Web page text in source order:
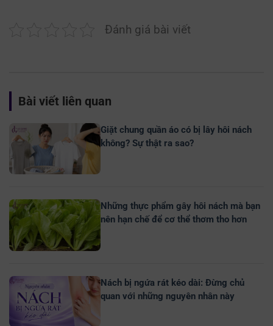
Đánh giá bài viết
Bài viết liên quan
Giặt chung quần áo có bị lây hôi nách
không? Sự thật ra sao?
Những thực phẩm gây hôi nách mà bạn
nên hạn chế để cơ thể thơm tho hơn
Nách bị ngứa rát kéo dài: Đừng chủ
quan với những nguyên nhân này